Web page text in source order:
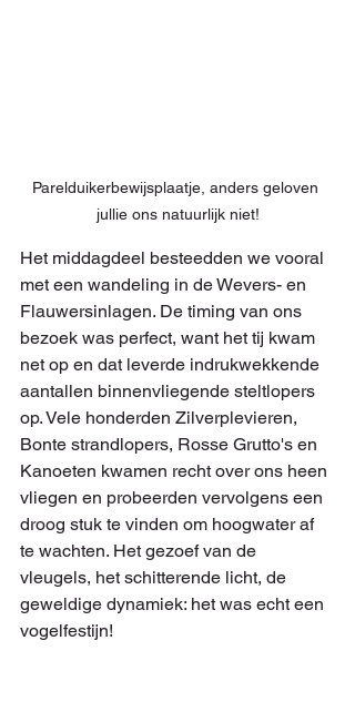
Parelduikerbewijsplaatje, anders geloven
jullie ons natuurlijk niet!
Het middagdeel besteedden we vooral
met een wandeling in de Wevers- en
Flauwersinlagen. De timing van ons
bezoek was perfect, want het tij kwam
net op en dat leverde indrukwekkende
aantallen binnenvliegende steltlopers
op. Vele honderden Zilverplevieren,
Bonte strandlopers, Rosse Grutto's en
Kanoeten kwamen recht over ons heen
vliegen en probeerden vervolgens een
droog stuk te vinden om hoogwater af
te wachten. Het gezoef van de
vleugels, het schitterende licht, de
geweldige dynamiek: het was echt een
vogelfestijn!